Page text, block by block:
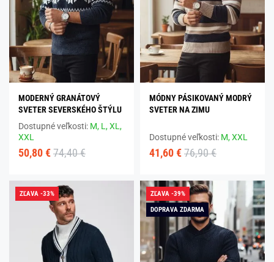
MODERNÝ GRANÁTOVÝ
SVETER SEVERSKÉHO ŠTÝLU
Dostupné veľkosti: M, L,XL,
XXL
50,80 € 74,40 €
MÓDNY PÁSIKOVANÝ MODRÝ
SVETER NA ZIMU
Dostupné veľkosti: M,XXL
41,60 € 76,90 €
ZĽAVA -33%
ZĽAVA -39%
DOPRAVA ZDARMA